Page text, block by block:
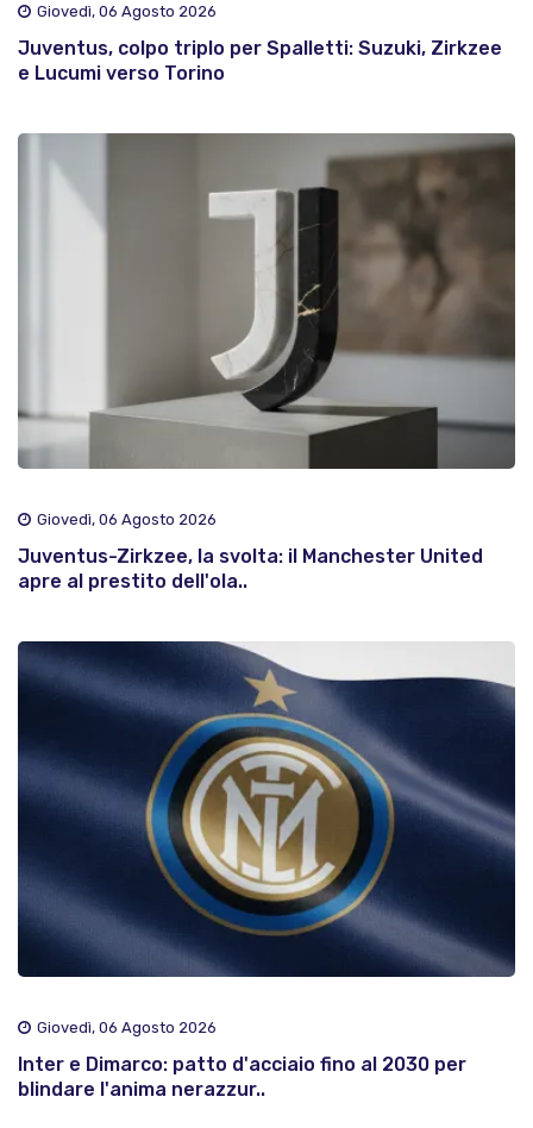
Giovedì, 06 Agosto 2026
Juventus, colpo triplo per Spalletti: Suzuki, Zirkzee
e Lucumi verso Torino
Giovedì, 06 Agosto 2026
Juventus-Zirkzee, la svolta: il Manchester United
apre al prestito dell'ola..
Giovedì, 06 Agosto 2026
Inter e Dimarco: patto d'acciaio fino al 2030 per
blindare l'anima nerazzur..